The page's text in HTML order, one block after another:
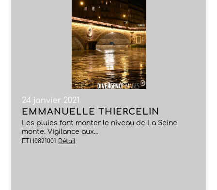
24 janvier 2021
EMMANUELLE THIERCELIN
Les pluies font monter le niveau de La Seine
monte. Vigilance aux...
ETH0821001 Détail